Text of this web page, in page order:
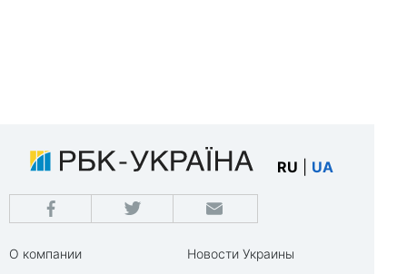
RU UA
О компании
Новости Украины